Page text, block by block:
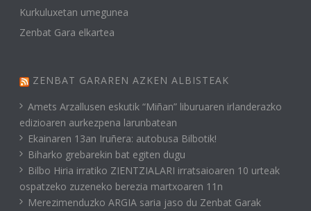
Kurkuluxetan umegunea
Zenbat Gara elkartea
ZENBAT GARAREN AZKEN ALBISTEAK
Amets Arzallusen eskutik “Miñan” liburuaren irlanderazko
edizioaren aurkezpena larunbatean
Ekainaren 13an Iruñera: autobusa Bilbotik!
Biharko grebarekin bat egiten dugu
Bilbo Hiria irratiko ZIENTZIALARI irratsaioaren 10 urteak
ospatzeko zuzeneko berezia martxoaren 11n
Merezimenduzko ARGIA saria jaso du Zenbat Garak